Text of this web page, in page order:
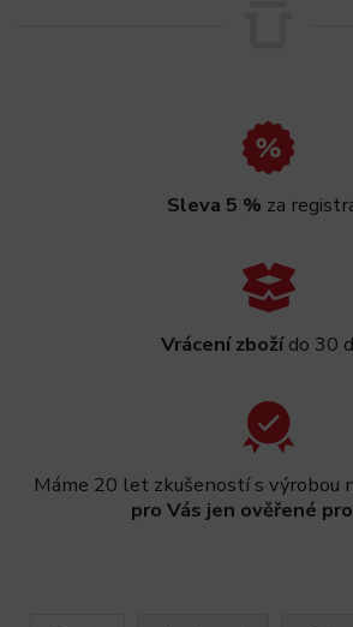
Sleva 5 % za
Vrácení zbožído 30
Máme 20 let zkušeností s výrobou
pro Vás jen ověřené